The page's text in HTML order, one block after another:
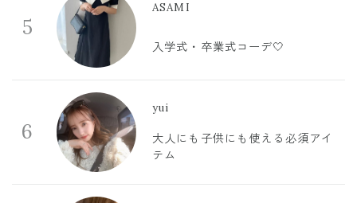
5
ASAMI
入学式・卒業式コーデ🤍
6
yui
大人にも子供にも使える必須アイ
テム